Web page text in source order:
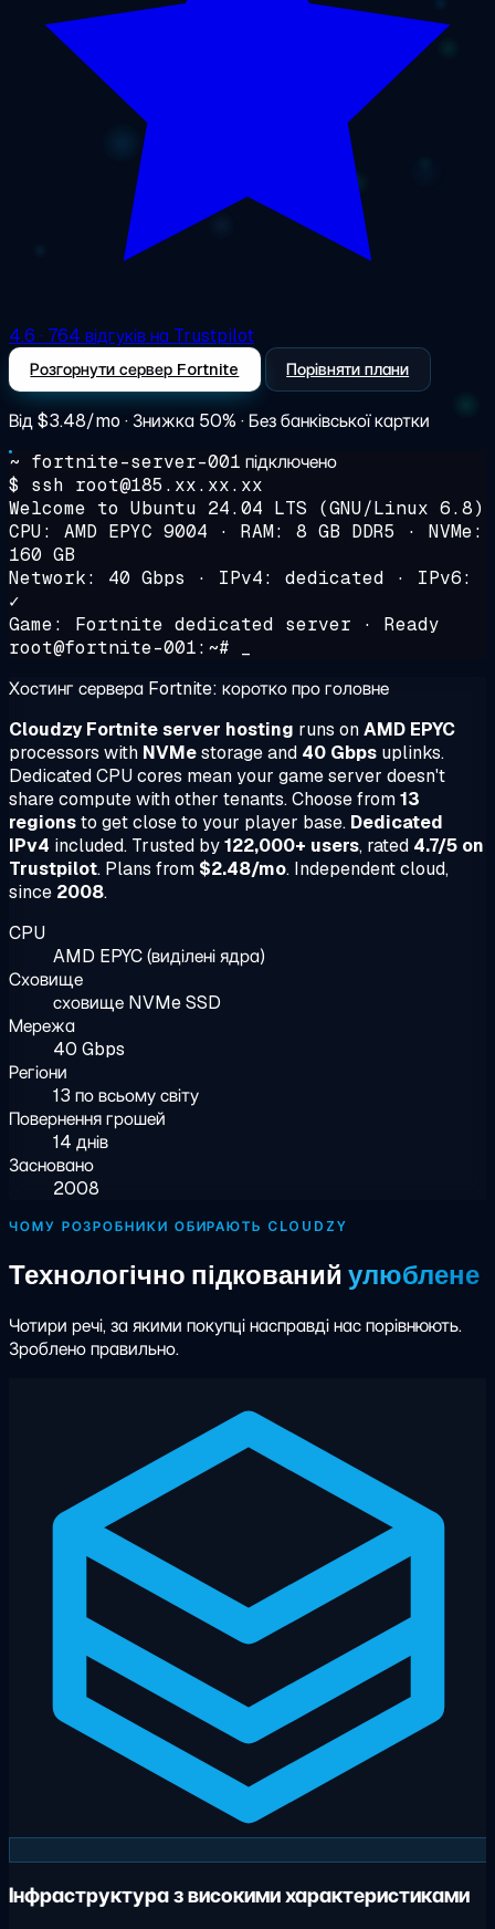
4.6 · 764 відгуків на Trustpilot
Розгорнути сервер Fortnite Порівняти плани
Від$3.48/mo · Знижка 50% · Без банківської картки
~ fortnite-server-001 підключено
$ ssh root@185.xx.xx.xx
Welcome to Ubuntu 24.04 LTS (GNU/Linux 6.8)
CPU: AMD EPYC 9004 · RAM: 8 GB DDR5 · NVMe:
160 GB
Network: 40 Gbps · IPv4: dedicated · IPv6:
✓
Game: Fortnite dedicated server · Ready
root@fortnite-001:~# _
Хостинг сервера Fortnite: коротко про головне
Cloudzy Fortnite server hosting runs onAMD EPYC
processors with NVMestorage and 40 Gbps uplinks.
Dedicated CPU cores mean your game server doesn't
share compute with other tenants. Choose from13
regionsto get close to your player base. Dedicated
IPv4 included. Trusted by122,000+ users, rated 4.7/5 on
Trustpilot. Plans from $2.48/mo. Independent cloud,
since 2008.
CPU
AMD EPYC (виділені ядра)
Сховище
сховище NVMe SSD
Мережа
40 Gbps
Регіони
13 по всьому світу
Повернення грошей
14 днів
Засновано
2008
ЧОМУ РОЗРОБНИКИ ОБИРАЮТЬ CLOUDZY
Технологічно підкований улюблене
Чотири речі, за якими покупці насправді нас порівнюють.
Зроблено правильно.
Інфраструктура з високими характеристиками